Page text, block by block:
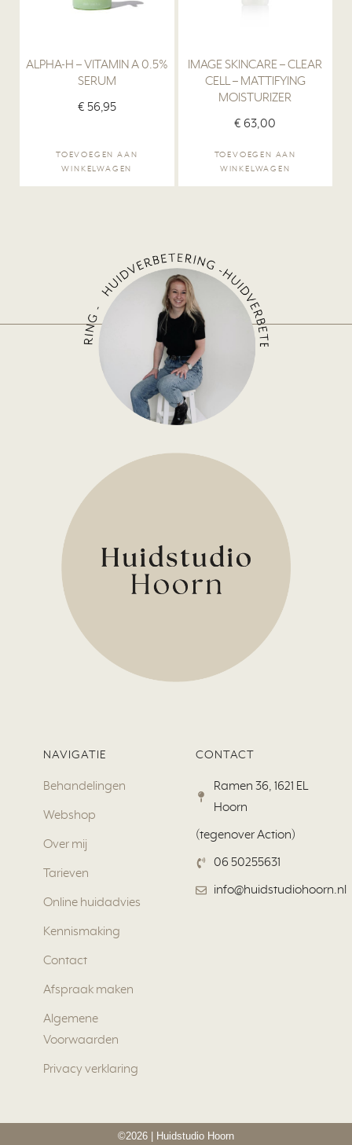
ALPHA-H – VITAMIN A 0.5%
SERUM
€ 56,95
TOEVOEGEN AAN
WINKELWAGEN
IMAGE SKINCARE – CLEAR
CELL – MATTIFYING
MOISTURIZER
€ 63,00
TOEVOEGEN AAN
WINKELWAGEN
NAVIGATIE
Behandelingen
Webshop
Over mij
Tarieven
Online huidadvies
Kennismaking
Contact
Afspraak maken
Algemene
Voorwaarden
Privacy verklaring
CONTACT
Ramen 36, 1621 EL
Hoorn
(tegenover Action)
06 50255631
info@huidstudiohoorn.nl
©2026 | Huidstudio Hoorn